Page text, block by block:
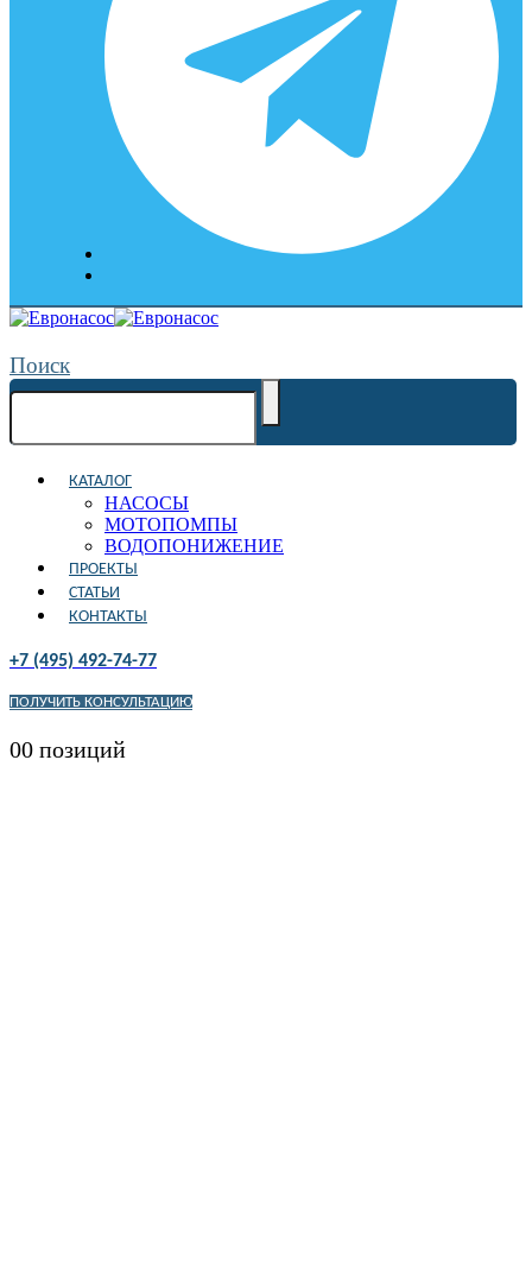
Поиск
КАТАЛОГ
НАСОСЫ
МОТОПОМПЫ
ВОДОПОНИЖЕНИЕ
ПРОЕКТЫ
СТАТЬИ
КОНТАКТЫ
+7 (495) 492-74-77
ПОЛУЧИТЬ КОНСУЛЬТАЦИЮ
00 позиций